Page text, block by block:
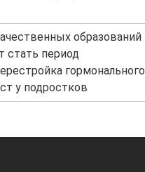
образований
стать период
гормонального
у подростков